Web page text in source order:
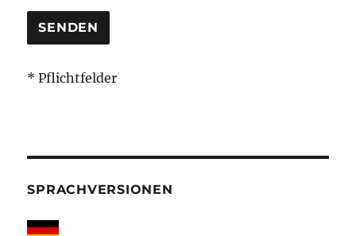
* Pflichtfelder
SPRACHVERSIONEN